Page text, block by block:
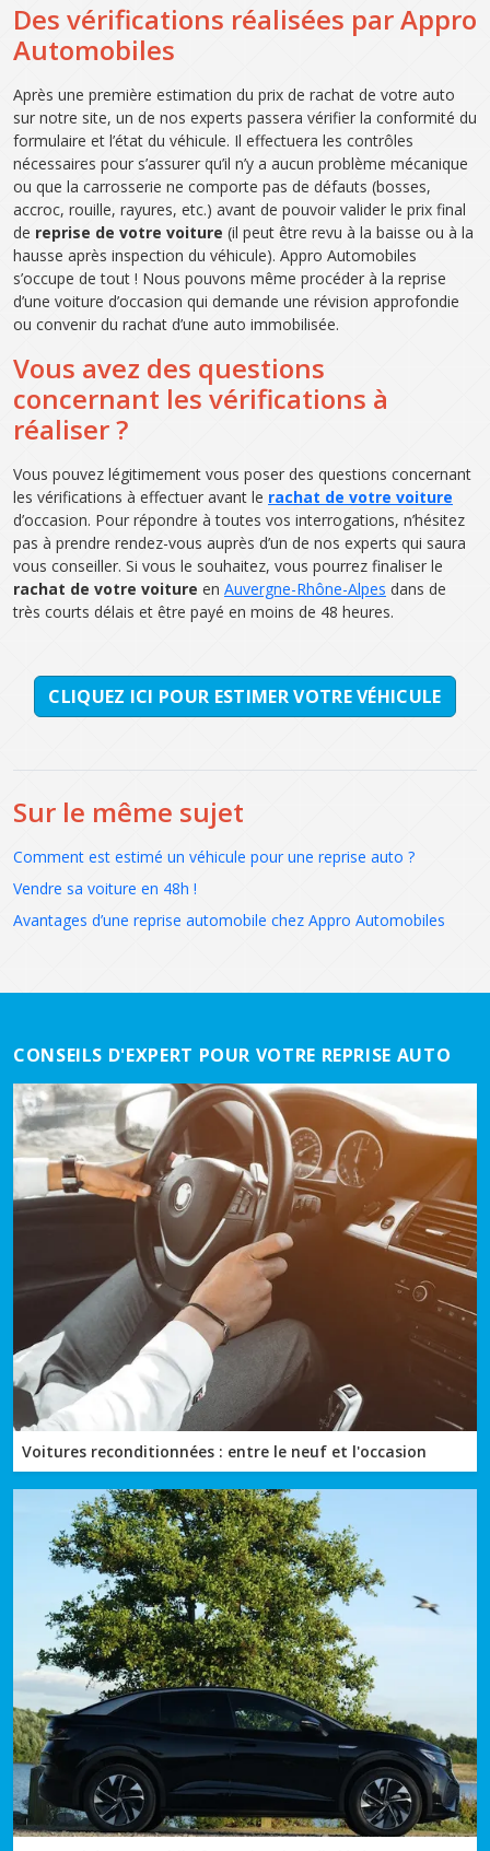
Des vérifications réalisées par Appro
Automobiles
Après une première estimation du prix de rachat de votre auto
sur notre site, un de nos experts passera vérifier la conformité du
formulaire et l’état du véhicule. Il effectuera les contrôles
nécessaires pour s’assurer qu’il n’y a aucun problème mécanique
ou que la carrosserie ne comporte pas de défauts (bosses,
accroc, rouille, rayures, etc.) avant de pouvoir valider le prix final
de reprise de votre voiture (il peut être revu à la baisse ou à la
hausse après inspection du véhicule). Appro Automobiles
s’occupe de tout ! Nous pouvons même procéder à la reprise
d’une voiture d’occasion qui demande une révision approfondie
ou convenir du rachat d’une auto immobilisée.
Vous avez des questions
concernant les vérifications à
réaliser ?
Vous pouvez légitimement vous poser des questions concernant
les vérifications à effectuer avant le rachat de votre voiture
d’occasion. Pour répondre à toutes vos interrogations, n’hésitez
pas à prendre rendez-vous auprès d’un de nos experts qui saura
vous conseiller. Si vous le souhaitez, vous pourrez finaliser le
rachat de votre voiture en Auvergne-Rhône-Alpes dans de
très courts délais et être payé en moins de 48 heures.
CLIQUEZ ICI POUR ESTIMER VOTRE VÉHICULE
Sur le même sujet
Comment est estimé un véhicule pour une reprise auto ?
Vendre sa voiture en 48h !
Avantages d’une reprise automobile chez Appro Automobiles
CONSEILS D'EXPERT POUR VOTRE REPRISE AUTO
Voitures reconditionnées : entre le neuf et l'occasion